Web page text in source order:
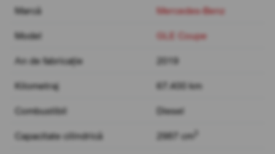
Marcă
Mercedes-Benz
Model GLE Coupe
An de fabricație 2019
Kilometraj 67.400 km
Combustibil Diesel
Capacitate cilindrică 2987 cm